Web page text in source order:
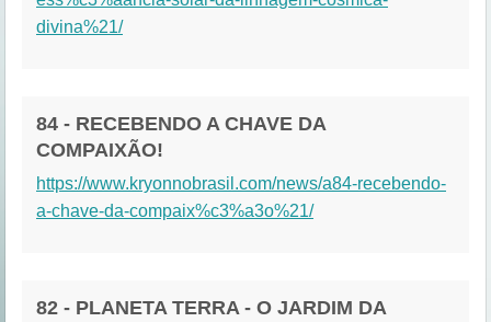
divina%21/
84 - RECEBENDO A CHAVE DA
COMPAIXÃO!
https://www.kryonnobrasil.com/news/a84-recebendo-
a-chave-da-compaix%c3%a3o%21/
82 - PLANETA TERRA - O JARDIM DA